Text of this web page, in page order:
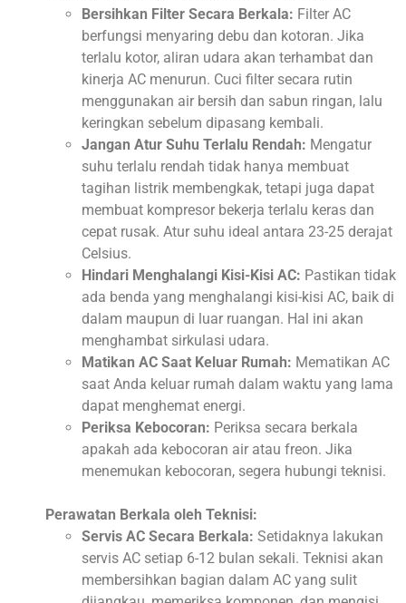
Bersihkan Filter Secara Berkala: Filter AC
berfungsi menyaring debu dan kotoran. Jika
terlalu kotor, aliran udara akan terhambat dan
kinerja AC menurun. Cuci filter secara rutin
menggunakan air bersih dan sabun ringan, lalu
keringkan sebelum dipasang kembali.
Jangan Atur Suhu Terlalu Rendah: Mengatur
suhu terlalu rendah tidak hanya membuat
tagihan listrik membengkak, tetapi juga dapat
membuat kompresor bekerja terlalu keras dan
cepat rusak. Atur suhu ideal antara 23-25 derajat
Celsius.
Hindari Menghalangi Kisi-Kisi AC: Pastikan tidak
ada benda yang menghalangi kisi-kisi AC, baik di
dalam maupun di luar ruangan. Hal ini akan
menghambat sirkulasi udara.
Matikan AC Saat Keluar Rumah: Mematikan AC
saat Anda keluar rumah dalam waktu yang lama
dapat menghemat energi.
Periksa Kebocoran: Periksa secara berkala
apakah ada kebocoran air atau freon. Jika
menemukan kebocoran, segera hubungi teknisi.
Perawatan Berkala oleh Teknisi:
Servis AC Secara Berkala: Setidaknya lakukan
servis AC setiap 6-12 bulan sekali. Teknisi akan
membersihkan bagian dalam AC yang sulit